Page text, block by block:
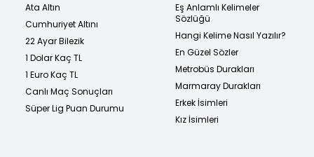
Ata Altın
Cumhuriyet Altını
22 Ayar Bilezik
1 Dolar Kaç TL
1 Euro Kaç TL
Canlı Maç Sonuçları
Süper Lig Puan Durumu
Eş Anlamlı Kelimeler
Sözlüğü
Hangi Kelime Nasıl Yazılır?
En Güzel Sözler
Metrobüs Durakları
Marmaray Durakları
Erkek İsimleri
Kız İsimleri